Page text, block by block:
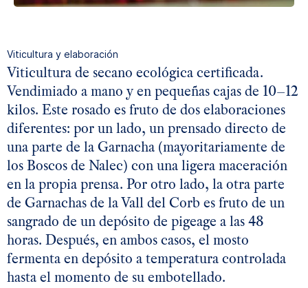
Viticultura y elaboración
Viticultura de secano ecológica certificada.
Vendimiado a mano y en pequeñas cajas de 10–12
kilos. Este rosado es fruto de dos elaboraciones
diferentes: por un lado, un prensado directo de
una parte de la Garnacha (mayoritariamente de
los Boscos de Nalec) con una ligera maceración
en la propia prensa. Por otro lado, la otra parte
de Garnachas de la Vall del Corb es fruto de un
sangrado de un depósito de pigeage a las 48
horas. Después, en ambos casos, el mosto
fermenta en depósito a temperatura controlada
hasta el momento de su embotellado.